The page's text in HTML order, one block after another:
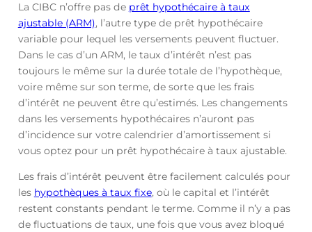
La CIBC n’offre pas de prêt hypothécaire à taux
ajustable (ARM), l’autre type de prêt hypothécaire
variable pour lequel les versements peuvent fluctuer.
Dans le cas d’un ARM, le taux d’intérêt n’est pas
toujours le même sur la durée totale de l’hypothèque,
voire même sur son terme, de sorte que les frais
d’intérêt ne peuvent être qu’estimés. Les changements
dans les versements hypothécaires n’auront pas
d’incidence sur votre calendrier d’amortissement si
vous optez pour un prêt hypothécaire à taux ajustable.
Les frais d’intérêt peuvent être facilement calculés pour
les hypothèques à taux fixe, où le capital et l’intérêt
restent constants pendant le terme. Comme il n’y a pas
de fluctuations de taux, une fois que vous avez bloqué